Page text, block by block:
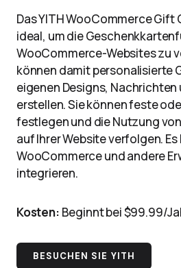
Das YITH WooCommerce Gift
ideal, um die
WooCommerce-Websites zu
können damit personalisierte
eigenen Designs, Nachrichten
erstellen. Sie können feste
festlegen und die Nutzung
auf Ihrer Website verfolgen.
WooCommerce und andere
integrieren.
Kosten: Beginnt bei $99.99/
BESUCHEN SIE YITH